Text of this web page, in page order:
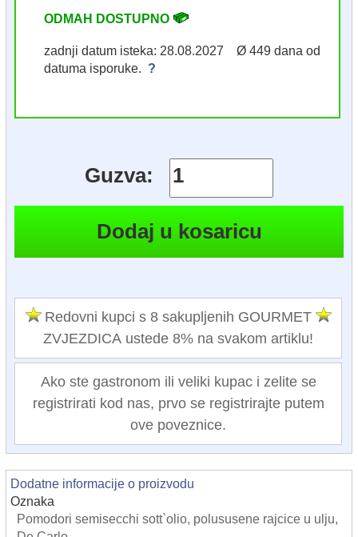
ODMAH DOSTUPNO
zadnji datum isteka: 28.08.2027 Ø 449 dana od
datuma isporuke. ?
Guzva:
Redovni kupci s 8 sakupljenih GOURMET
ZVJEZDICA ustede 8% na svakom artiklu!
Ako ste gastronom ili veliki kupac i zelite se
registrirati kod nas, prvo se registrirajte putem
ove poveznice.
Dodatne informacije o proizvodu
Oznaka
Pomodori semisecchi sott`olio, polususene rajcice u ulju,